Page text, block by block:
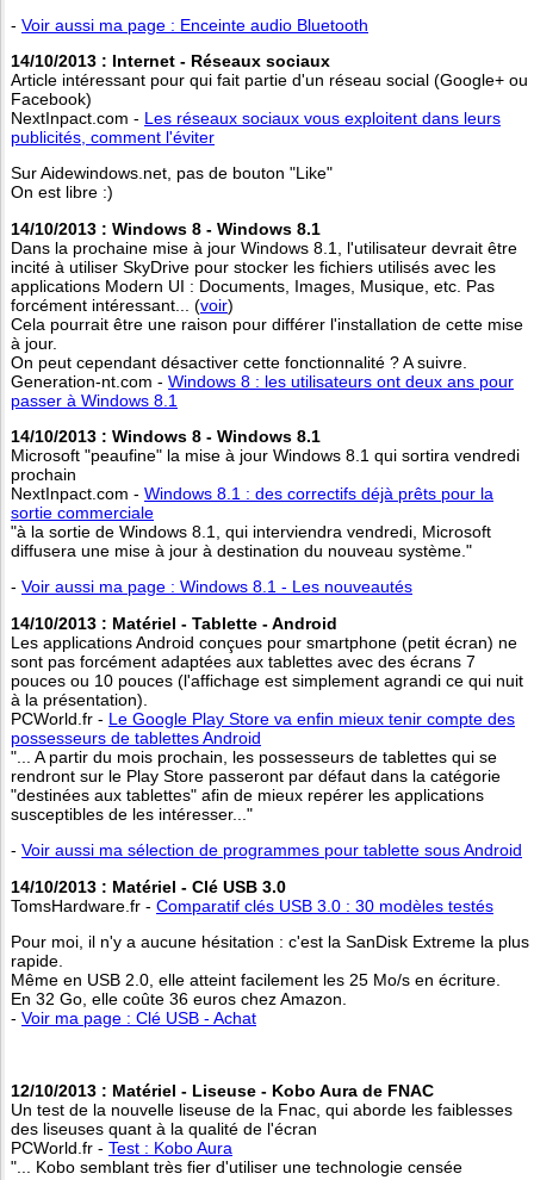
- Voir aussi ma page : Enceinte audio Bluetooth
14/10/2013 : Internet - Réseaux sociaux
Article intéressant pour qui fait partie d'un réseau social (Google+ ou
Facebook)
NextInpact.com - Les réseaux sociaux vous exploitent dans leurs
publicités, comment l'éviter
Sur Aidewindows.net, pas de bouton "Like"
On est libre :)
14/10/2013 : Windows 8 - Windows 8.1
Dans la prochaine mise à jour Windows 8.1, l'utilisateur devrait être
incité à utiliser SkyDrive pour stocker les fichiers utilisés avec les
applications Modern UI : Documents, Images, Musique, etc. Pas
forcément intéressant... (voir)
Cela pourrait être une raison pour différer l'installation de cette mise
à jour.
On peut cependant désactiver cette fonctionnalité ? A suivre.
Generation-nt.com - Windows 8 : les utilisateurs ont deux ans pour
passer à Windows 8.1
14/10/2013 : Windows 8 - Windows 8.1
Microsoft "peaufine" la mise à jour Windows 8.1 qui sortira vendredi
prochain
NextInpact.com - Windows 8.1 : des correctifs déjà prêts pour la
sortie commerciale
"à la sortie de Windows 8.1, qui interviendra vendredi, Microsoft
diffusera une mise à jour à destination du nouveau système."
- Voir aussi ma page : Windows 8.1 - Les nouveautés
14/10/2013 : Matériel - Tablette - Android
Les applications Android conçues pour smartphone (petit écran) ne
sont pas forcément adaptées aux tablettes avec des écrans 7
pouces ou 10 pouces (l'affichage est simplement agrandi ce qui nuit
à la présentation).
PCWorld.fr - Le Google Play Store va enfin mieux tenir compte des
possesseurs de tablettes Android
"... A partir du mois prochain, les possesseurs de tablettes qui se
rendront sur le Play Store passeront par défaut dans la catégorie
"destinées aux tablettes" afin de mieux repérer les applications
susceptibles de les intéresser..."
- Voir aussi ma sélection de programmes pour tablette sous Android
14/10/2013 : Matériel - Clé USB 3.0
TomsHardware.fr - Comparatif clés USB 3.0 : 30 modèles testés
Pour moi, il n'y a aucune hésitation : c'est la SanDisk Extreme la plus
rapide.
Même en USB 2.0, elle atteint facilement les 25 Mo/s en écriture.
En 32 Go, elle coûte 36 euros chez Amazon.
- Voir ma page : Clé USB - Achat
12/10/2013 : Matériel - Liseuse - Kobo Aura de FNAC
Un test de la nouvelle liseuse de la Fnac, qui aborde les faiblesses
des liseuses quant à la qualité de l'écran
PCWorld.fr - Test : Kobo Aura
"... Kobo semblant très fier d'utiliser une technologie censée